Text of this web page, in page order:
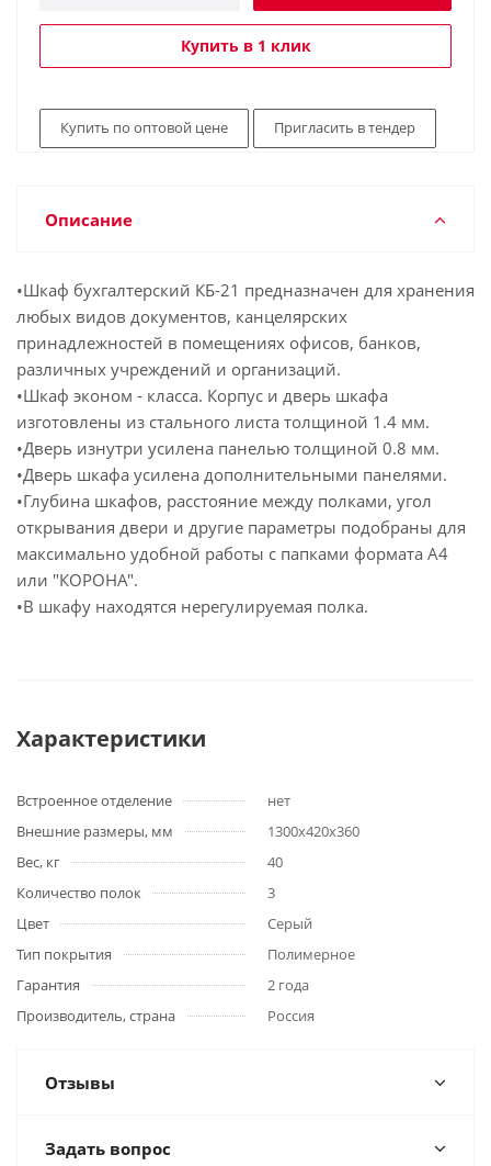
Купить в 1 клик
Купить по оптовой цене Пригласить в тендер
Описание
•Шкаф бухгалтерский КБ-21 предназначен для хранения
любых видов документов, канцелярских
принадлежностей в помещениях офисов, банков,
различных учреждений и организаций.
•Шкаф эконом - класса. Корпус и дверь шкафа
изготовлены из стального листа толщиной 1.4 мм.
•Дверь изнутри усилена панелью толщиной 0.8 мм.
•Дверь шкафа усилена дополнительными панелями.
•Глубина шкафов, расстояние между полками, угол
открывания двери и другие параметры подобраны для
максимально удобной работы с папками формата А4
или "КОРОНА".
•В шкафу находятся нерегулируемая полка.
Характеристики
Встроенное отделение
нет
Внешние размеры, мм
1300х420х360
Вес, кг
40
Количество полок
3
Цвет
Серый
Тип покрытия
Полимерное
Гарантия
2 года
Производитель, страна
Россия
Отзывы
Задать вопрос